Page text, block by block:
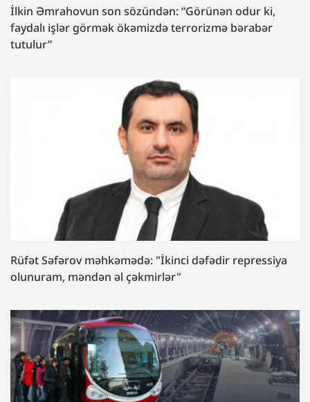
İlkin Əmrahovun son sözündən: “Görünən odur ki,
faydalı işlər görmək ökəmizdə terrorizmə bərabər
tutulur”
Rüfət Səfərov məhkəmədə: "İkinci dəfədir repressiya
olunuram, məndən əl çəkmirlər"